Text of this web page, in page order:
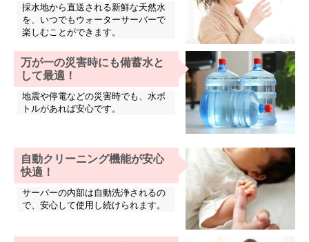
採水地から直送される新鮮な天然水
を、いつでもウォーターサーバーで
楽しむことができます。
万が一の災害時にも備蓄水と
して最適！
地震や停電などの災害時でも、水ボ
トルがあれば安心です。
自動クリーニング機能が安心
快適！
サーバーの内部は自動洗浄されるの
で、安心して使用し続けられます。